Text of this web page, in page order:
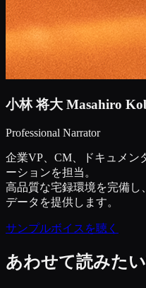
小林 将大 Masahiro
Professional Narrator
企業VP、CM、ドキュメン
ーションを担当。
高品質な宅録環境を完備
データを提供します。
サンプルボイスを聴く
あわせて読みた